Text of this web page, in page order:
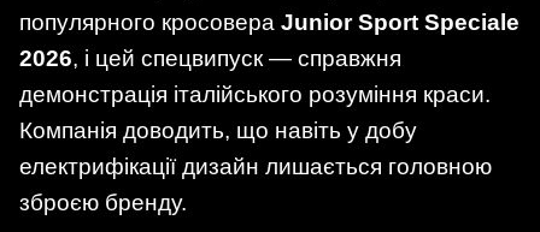
популярного кросовера Junior Sport Speciale
2026, і цей спецвипуск — справжня
демонстрація італійського розуміння краси.
Компанія доводить, що навіть у добу
електрифікації дизайн лишається головною
зброєю бренду.